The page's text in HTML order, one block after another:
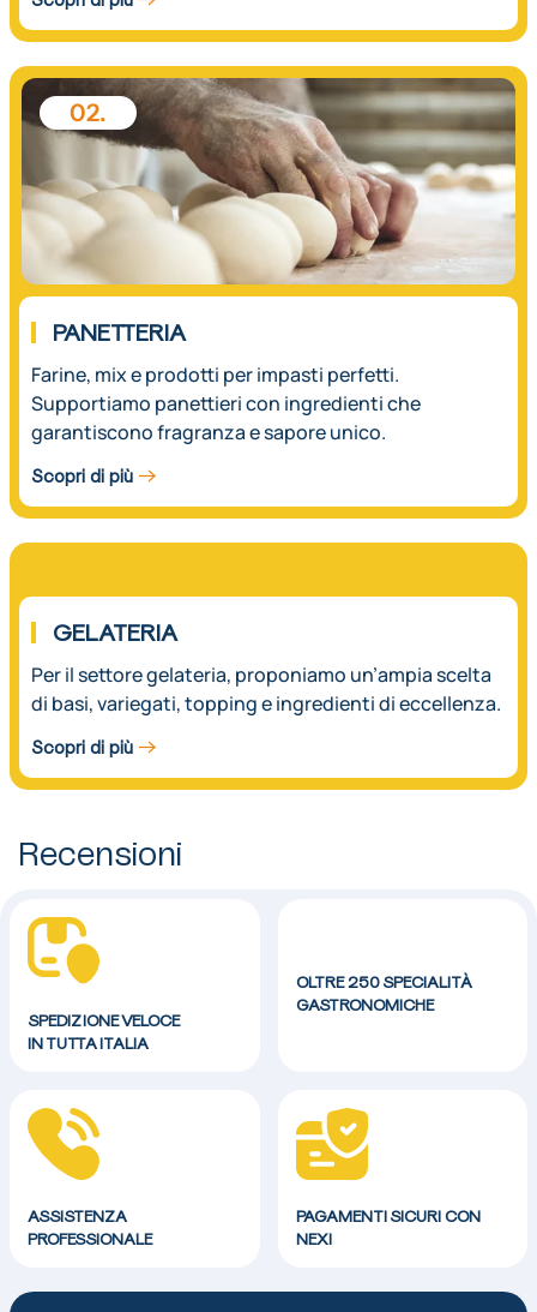
02.
PANETTERIA
Farine, mix e prodotti per impasti perfetti.
Supportiamo panettieri con ingredienti che
garantiscono fragranza e sapore unico.
Scopri di più
03.
GELATERIA
Per il settore gelateria, proponiamo un’ampia scelta
di basi, variegati, topping e ingredienti di eccellenza.
Scopri di più
Recensioni
SPEDIZIONE VELOCE
IN TUTTA ITALIA
OLTRE 250 SPECIALITÀ
GASTRONOMICHE
ASSISTENZA
PROFESSIONALE
PAGAMENTI SICURI CON
NEXI